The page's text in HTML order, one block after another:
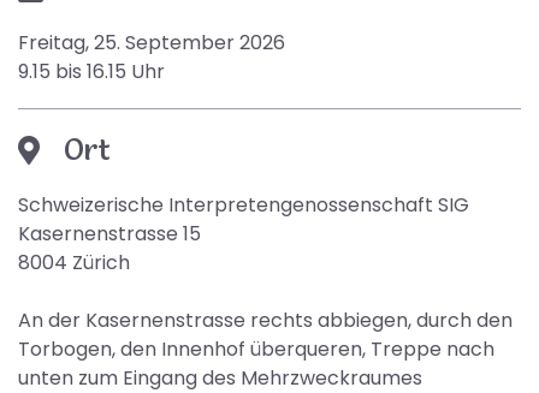
Freitag, 25. September 2026
9.15 bis 16.15 Uhr
Ort
Schweizerische Interpretengenossenschaft SIG
Kasernenstrasse 15
8004 Zürich
An der Kasernenstrasse rechts abbiegen, durch den
Torbogen, den Innenhof überqueren, Treppe nach
unten zum Eingang des Mehrzweckraumes